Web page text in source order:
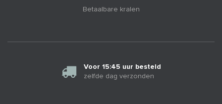
Betaalbare kralen
Voor 15:45 uur besteld
zelfde dag verzonden